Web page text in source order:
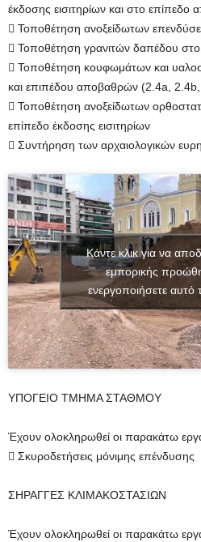
έκδοσης εισιτηρίων και στο
 Τοποθέτηση ανοξείδωτων
 Τοποθέτηση γρανιτών δαπέδου
 Τοποθέτηση κουφωμάτων και
και επιπέδου αποβαθρών (2.4a,
 Τοποθέτηση ανοξείδωτων
επίπεδο έκδοσης εισιτηρίων
 Συντήρηση των αρχαιολογικών
Κάντε κλικ για να
εμπορικής
ενεργοποιήσετε αυτό
ΥΠΟΓΕΙΟ ΤΜΗΜΑ ΣΤΑΘΜΟΥ
Έχουν ολοκληρωθεί οι παρακάτω
 Σκυροδετήσεις μόνιμης επένδυσης
ΣΗΡΑΓΓΕΣ ΚΛΙΜΑΚΟΣΤΑΣΙΩΝ
Έχουν ολοκληρωθεί οι παρακάτω